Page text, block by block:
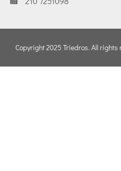
Copyright 2025 Triedros. All rights